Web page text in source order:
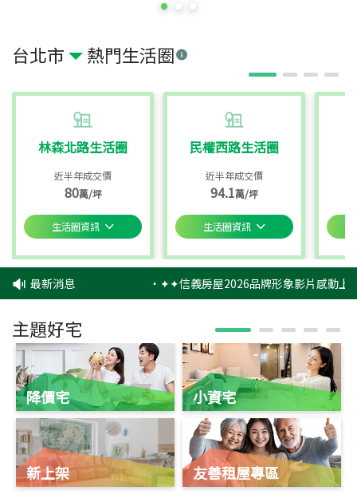
台北市 熱門生活圈
林森北路生活圈
近半年成交價
80萬/坪
生活圈資訊
民權西路生活圈
近半年成交價
94.1萬/坪
生活圈資訊
最新消息 ‧✦✦信義房屋2026品牌形象影片感動上
主題好宅
降價宅
新上架
小資宅
友善租屋專區